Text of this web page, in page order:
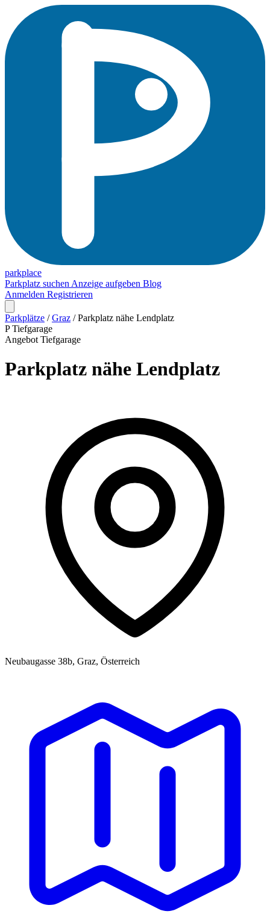
parkplace
Parkplatz suchen Anzeige aufgeben Blog
Anmelden Registrieren
Parkplätze / Graz / Parkplatz nähe Lendplatz
P Tiefgarage
Angebot Tiefgarage
Parkplatz nähe Lendplatz
Neubaugasse 38b, Graz, Österreich